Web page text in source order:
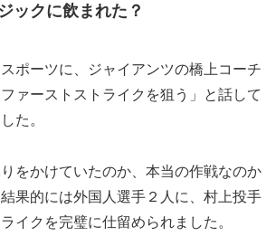
ックに飲まれた？
ポーツに、ジャイアンツの橋上コーチ
ァーストストライクを狙う」と話して
た。
をかけていたのか、本当の作戦なのか
果的には外国人選手２人に、村上投手
イクを完璧に仕留められました。